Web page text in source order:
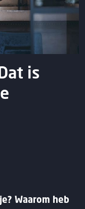
is
Waarom heb